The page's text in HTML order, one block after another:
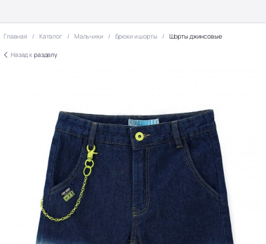
Главная Каталог Мальчики Брюки и шорты Шорты джинсовые
Назад к разделу